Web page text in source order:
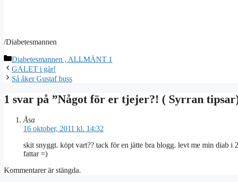
/Diabetesmannen
Kategorier
Diabetesmannen , ALLMÄNT 1
GALET i går!
Så åker Gustaf buss
1 svar på ”Något för er tjejer?! ( Syrran
Åsa
16 oktober, 2011 kl. 14:32
skit snyggt. köpt vart?? tack för en jätte bra blogg. levt me min diab i
fattar =)
Kommentarer är stängda.